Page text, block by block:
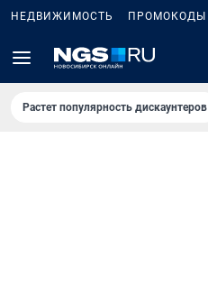
НЕДВИЖИМОСТЬ ПРОМОКОДЫ
Растет популярность дискаунтеров